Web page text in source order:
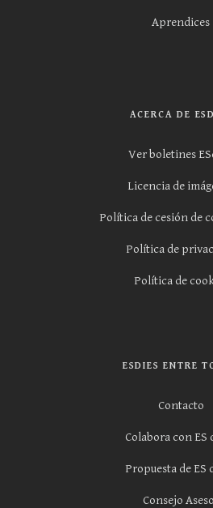
Aprendices
ACERCA DE
Ver boletines
Licencia de
Política de cesión de
Política de
Política de
ESDIES ENTRE
Contacto
Colabora con ES
Propuesta de ES
Consejo